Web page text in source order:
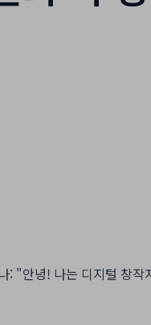
"안녕! 나는 디지털 창